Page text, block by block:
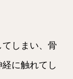
しまい、骨
に触れてし